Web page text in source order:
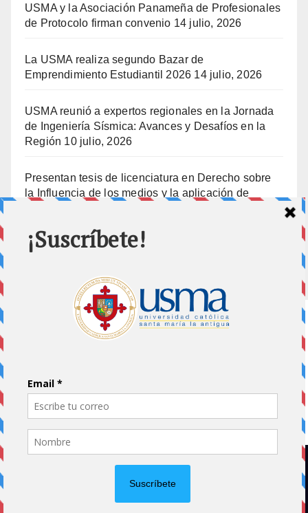
USMA y la Asociación Panameña de Profesionales
de Protocolo firman convenio 14 julio, 2026
La USMA realiza segundo Bazar de
Emprendimiento Estudiantil 2026 14 julio, 2026
USMA reunió a expertos regionales en la Jornada
de Ingeniería Sísmica: Avances y Desafíos en la
Región 10 julio, 2026
Presentan tesis de licenciatura en Derecho sobre
la Influencia de los medios y la aplicación de
Papás usmeños